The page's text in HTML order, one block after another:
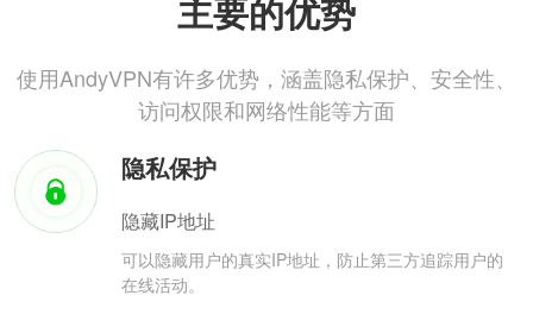
主要的优势
使用AndyVPN有许多优势，涵盖隐私保护、安全性、
访问权限和网络性能等方面
隐私保护
隐藏IP地址
可以隐藏用户的真实IP地址，防止第三方追踪用户的
在线活动。